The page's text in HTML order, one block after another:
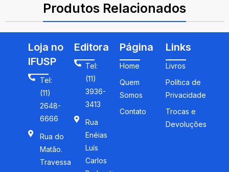
Produtos Relacionados
Loja no
IFUSP
Tel:
(11)
2648-
6666
Rua do
Matão.
Travessa
Editora
Tel:
(11)
3936-
3413
Rua
Enéias
Luís
Carlos
Página
Home
Quem
Somos
Contato
Links
Livros
Política de
Privacidade
Trocas e
Devoluções